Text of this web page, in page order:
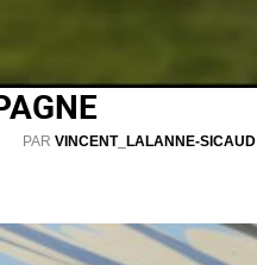
PAR VINCENT_LALANNE-SICAUD